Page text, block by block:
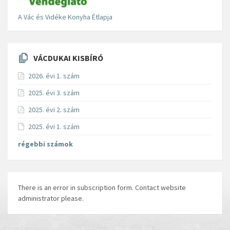
A Vác és Vidéke Konyha Étlapja
VÁCDUKAI KISBÍRÓ
2026. évi 1. szám
2025. évi 3. szám
2025. évi 2. szám
2025. évi 1. szám
régebbi számok
There is an error in subscription form. Contact website
administrator please.